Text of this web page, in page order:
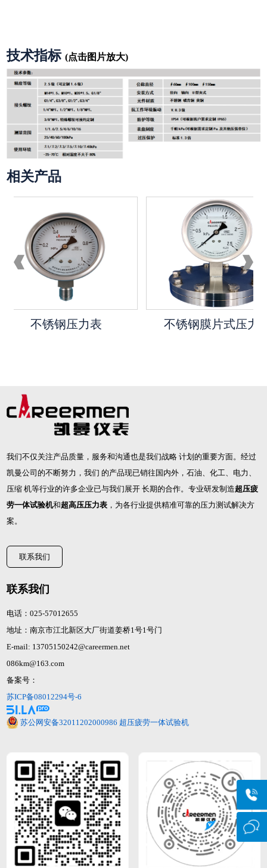
技术指标(点击图片放大)
相关产品
不锈钢压力表 不锈钢膜片式压力表
我们不仅关注产品质量，服务和沟通也是我们战略 计划的重要方面。经过
凯曼公司的不断努力，我们 的产品现已销往国内外，石油、化工、电力、
压缩 机等行业的许多企业已与我们展开 长期的合作。专业研发制造超压疲
劳一体试验机和超高压压力表 ，为各行业提供精准可靠的压力测试解决方
案。
联系我们
联系我们
电话：025-57012655
地址：南京市江北新区大厂街道姜桥1号1号门
E-mail: 13705150242@careermen.net
086km@163.com
备案号：
苏ICP备08012294号-6
苏公网安备32011202000986 超压疲劳一体试验机